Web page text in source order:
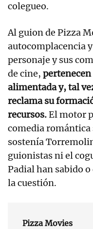
colegueo.
Al guion de Pizza
autocomplacencia
personaje y sus
de cine,
alimentada y, tal
reclama su
recursos.El motor
comedia romántica
sostenía
guionistas ni el
Padial han sabido
la cuestión.
Pizza Movies